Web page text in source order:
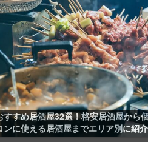
池袋のおすすめ居酒屋32選！安くて
れ居酒屋を紹介